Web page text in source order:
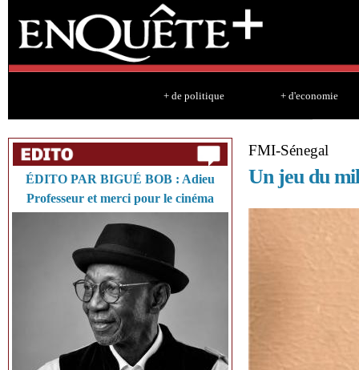
+ de politique + d'economie
ÉDITO PAR BIGUÉ BOB : Adieu
Professeur et merci pour le cinéma
FMI-Sénegal
Un jeu du